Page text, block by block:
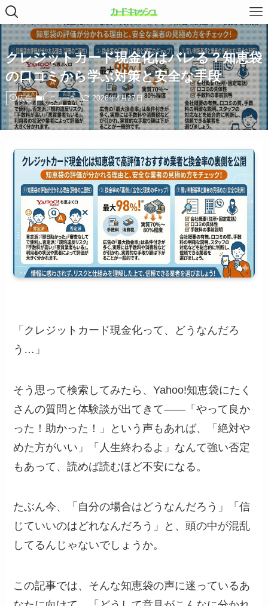
クレジットカード現金化はバレる？知恵袋
の口コミから学ぶ対策と安全な手段
広告 ニュース 2026年4月27日
「クレジットカード現金化って、どうなんだろ
う…」
そう思って検索してみたら、Yahoo!知恵袋にたく
さんの質問と体験談が出てきて――「やって良か
った！助かった！」という声もあれば、「絶対や
めた方がいい」「人生終わるよ」なんて強い否定
もあって、読めば読むほど不安になる。
たぶん今、「自分の場合はどうなんだろう」「信
じていいのはどれなんだろう」と、頭の中が混乱
してるんじゃないでしょうか。
この記事では、そんな知恵袋の声に迷っているあ